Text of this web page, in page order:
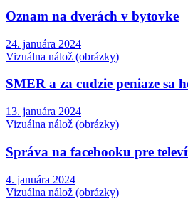
Oznam na dverách v bytovke
24. januára 2024
Vizuálna nálož (obrázky)
SMER a za cudzie peniaze sa
13. januára 2024
Vizuálna nálož (obrázky)
Správa na facebooku pre
4. januára 2024
Vizuálna nálož (obrázky)